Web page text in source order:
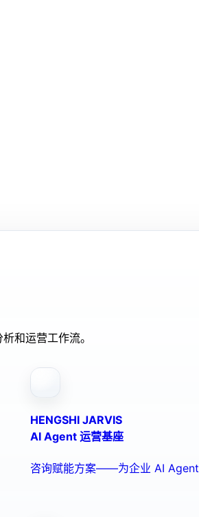
和运营工作流。
HENGSHI JARVIS
AI Agent 运营基座
咨询赋能方案——为企业 AI Agent